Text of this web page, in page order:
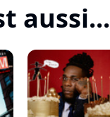
aussi...